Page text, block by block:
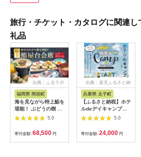
旅行・チケット・カタログに関連し
礼品
出典：ふるラボ
福岡県 岡垣町
海を見ながら特上鮨を
堪能！ ぶどうの樹 鮨
屋台ペア お食事券 海
鮮 海 屋台 食事 ペア
福岡県 岡垣町
5.0
寄付金額: 68,500 円
出典：楽天ふるさと納
兵庫県 太子町
【ふるさと納税】ホテ
ルdeデイキャンプ体
験チケット
【1364991】
5.0
寄付金額: 24,000 円